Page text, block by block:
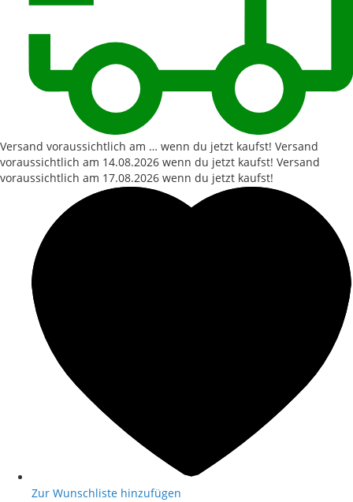
Versand voraussichtlich am … wenn du jetzt kaufst! Versand
voraussichtlich am 14.08.2026 wenn du jetzt kaufst! Versand
voraussichtlich am 17.08.2026 wenn du jetzt kaufst!
Zur Wunschliste hinzufügen